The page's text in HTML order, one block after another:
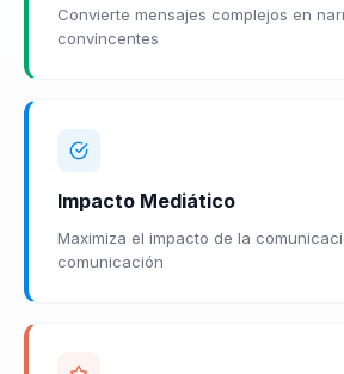
Convierte mensajes complejos en
convincentes
Impacto Mediático
Maximiza el impacto de la
comunicación